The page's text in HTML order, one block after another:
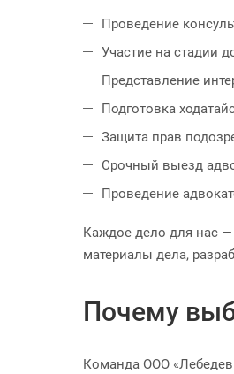
Проведение
Участие на стадии
Представление
Подготовка
Защита прав
Срочный выезд
Проведение
Каждое дело для нас
материалы дела,
Почему
Команда ООО